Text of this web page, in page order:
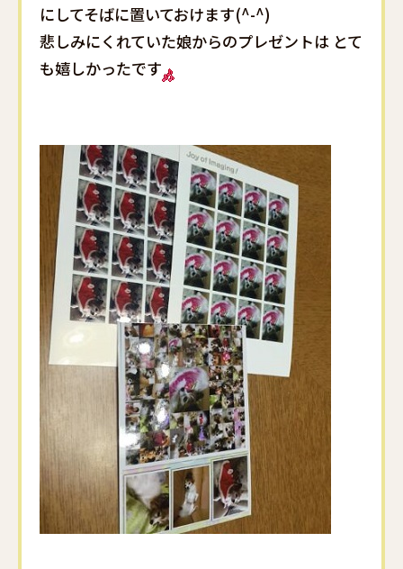
にしてそばに置いておけます(^-^)
悲しみにくれていた娘からのプレゼントは とて
も嬉しかったです